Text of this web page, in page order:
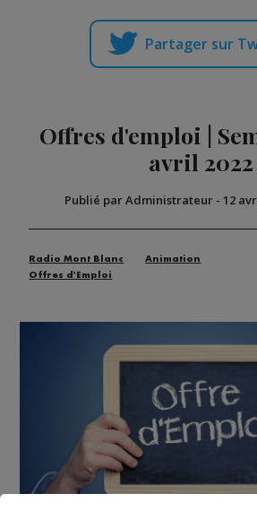
Partager sur
Offres d'emploi |
avril 2022
Publié par Administrateur - 12
Radio Mont Blanc
Animation
Offres d'Emploi